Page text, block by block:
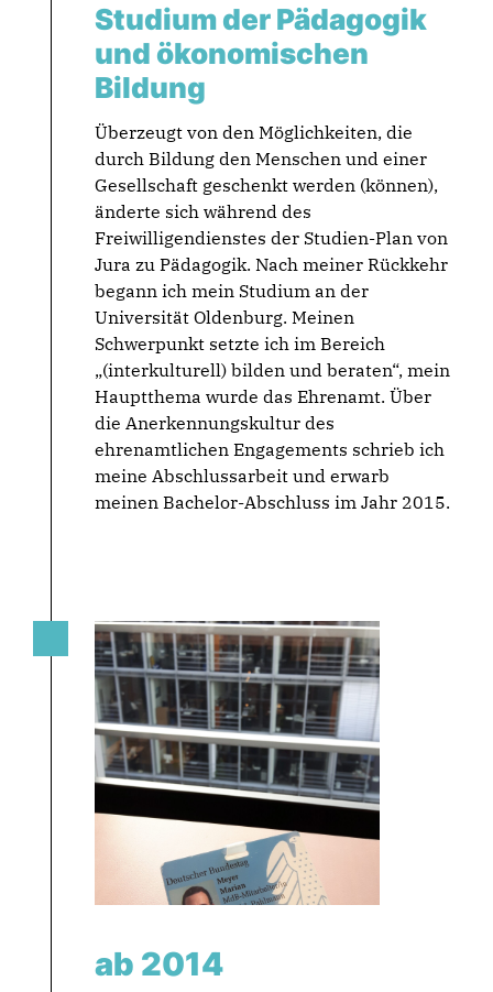
Studium der Pädagogik
und ökonomischen
Bildung
Überzeugt von den Möglichkeiten, die
durch Bildung den Menschen und einer
Gesellschaft geschenkt werden (können),
änderte sich während des
Freiwilligendienstes der Studien-Plan von
Jura zu Pädagogik. Nach meiner Rückkehr
begann ich mein Studium an der
Universität Oldenburg. Meinen
Schwerpunkt setzte ich im Bereich
„(interkulturell) bilden und beraten“, mein
Hauptthema wurde das Ehrenamt. Über
die Anerkennungskultur des
ehrenamtlichen Engagements schrieb ich
meine Abschlussarbeit und erwarb
meinen Bachelor-Abschluss im Jahr 2015.
ab 2014